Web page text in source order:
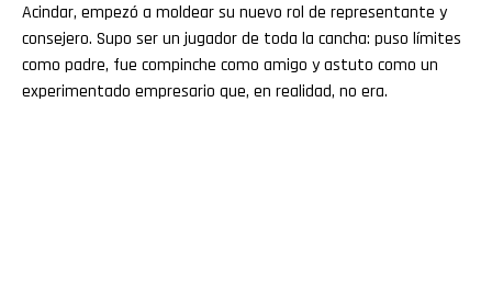
Acindar, empezó a moldear su nuevo rol de representante y
consejero. Supo ser un jugador de toda la cancha: puso límites
como padre, fue compinche como amigo y astuto como un
experimentado empresario que, en realidad, no era.